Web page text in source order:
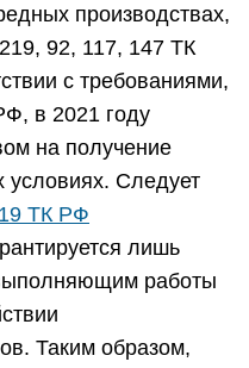
производствах,
92, 117, 147 ТК
с требованиями,
в 2021 году
на получение
условиях. Следует
ТК РФ
лишь
работы
Таким образом,